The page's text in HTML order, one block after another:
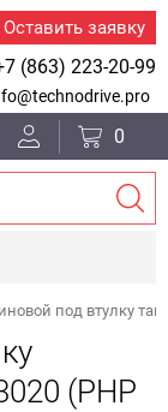
Оставить заявку
(863) 223-20-99
0
под втулку
(PHP